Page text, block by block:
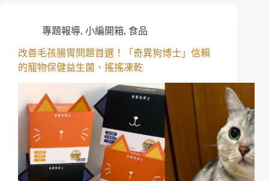
專題報導, 小編開箱, 食品
改善毛孩腸胃問題首選！「奇異狗博士」信賴
的寵物保健益生菌、搖搖凍乾